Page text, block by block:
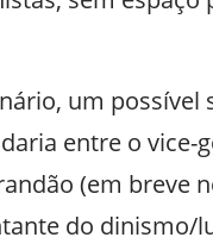
um possível
entre o vice-
(em breve
do dinismo/